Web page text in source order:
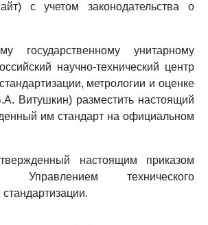
с учетом законодательства о
государственному унитарному
научно-технический центр
метрологии и оценке
Витушкин) разместить настоящий
им стандарт на официальном
настоящим приказом
технического